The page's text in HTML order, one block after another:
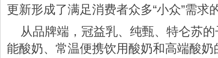
更新形成了满足消费者众多“小众”需求
从品牌端，冠益乳、纯甄、特仑苏
能酸奶、常温便携饮用酸奶和高端酸